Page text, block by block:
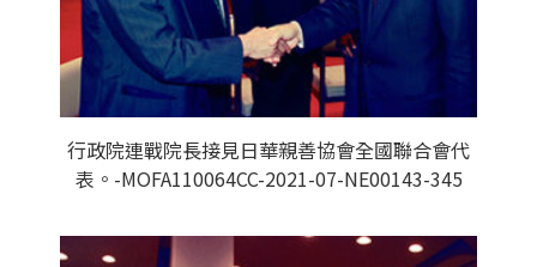
行政院連戰院長接見日華親善協會全國聯合會代
表。-MOFA110064CC-2021-07-NE00143-345